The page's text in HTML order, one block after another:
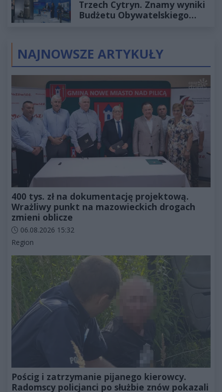
Trzech Cytryn. Znamy wyniki
Budżetu Obywatelskiego
NAJNOWSZE ARTYKUŁY
400 tys. zł na dokumentację projektową.
Wrażliwy punkt na mazowieckich drogach
zmieni oblicze
Data dodania artykułu:
06.08.2026 15:32
Kategorie artykułu:
Region
Pościg i zatrzymanie pijanego kierowcy.
Radomscy policjanci po służbie znów pokazali